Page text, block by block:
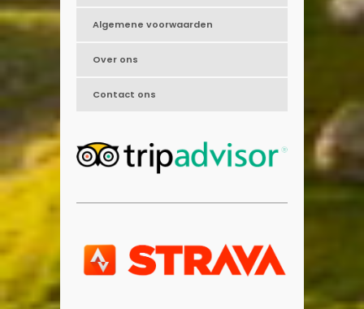
Algemene voorwaarden
Over ons
Contact ons